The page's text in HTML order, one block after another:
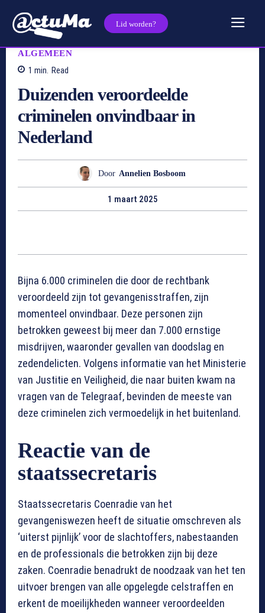
Lid worden?
ALGEMEEN
1 min. Read
Duizenden veroordeelde
criminelen onvindbaar in
Nederland
Door Annelien Bosboom
1 maart 2025
Bijna 6.000 criminelen die door de rechtbank
veroordeeld zijn tot gevangenisstraffen, zijn
momenteel onvindbaar. Deze personen zijn
betrokken geweest bij meer dan 7.000 ernstige
misdrijven, waaronder gevallen van doodslag en
zedendelicten. Volgens informatie van het Ministerie
van Justitie en Veiligheid, die naar buiten kwam na
vragen van de Telegraaf, bevinden de meeste van
deze criminelen zich vermoedelijk in het buitenland.
Reactie van de
staatssecretaris
Staatssecretaris Coenradie van het
gevangeniswezen heeft de situatie omschreven als
‘uiterst pijnlijk’ voor de slachtoffers, nabestaanden
en de professionals die betrokken zijn bij deze
zaken. Coenradie benadrukt de noodzaak van het ten
uitvoer brengen van alle opgelegde celstraffen en
erkent de moeilijkheden wanneer veroordeelden